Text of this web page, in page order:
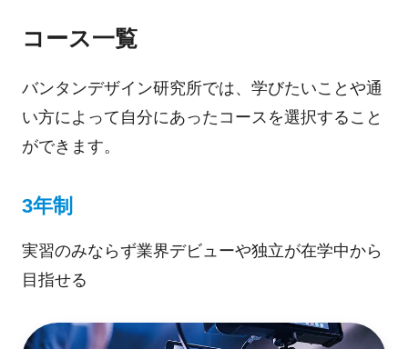
コース一覧
バンタンデザイン研究所では、学びたいことや通
い方によって自分にあったコースを選択すること
ができます。
3年制
実習のみならず業界デビューや独立が在学中から
目指せる